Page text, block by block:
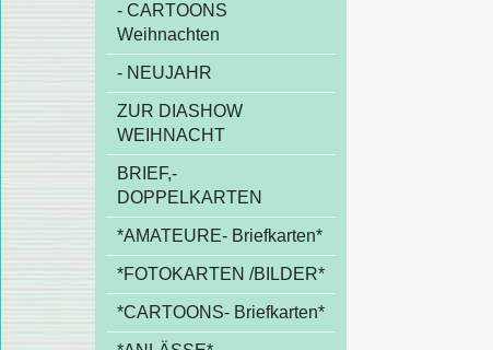
- CARTOONS
Weihnachten
- NEUJAHR
ZUR DIASHOW
WEIHNACHT
BRIEF,-
DOPPELKARTEN
*AMATEURE- Briefkarten*
*FOTOKARTEN /BILDER*
*CARTOONS- Briefkarten*